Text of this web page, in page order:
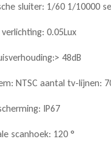
sluiter: 1/60 1/10000
0.05Lux
48dB
NTSC aantaltv-lijnen:
IP67
scanhoek: 120 °